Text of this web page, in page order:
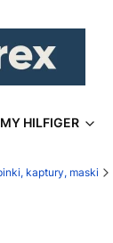
HILFIGER
kaptury, maski